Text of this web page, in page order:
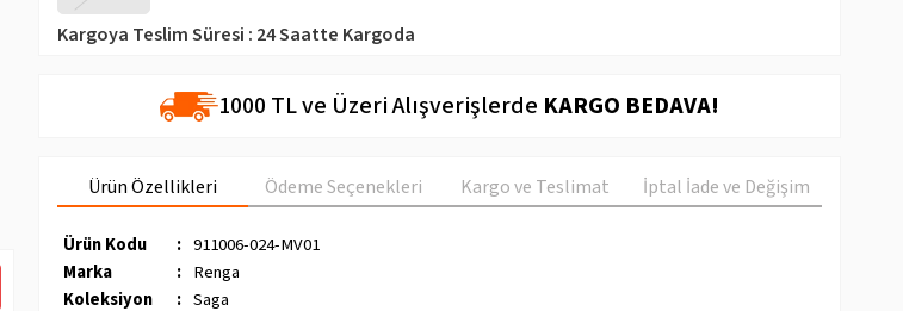
Kargoya Teslim Süresi : 24 Saatte Kargoda
1000 TL ve Üzeri Alışverişlerde KARGO BEDAVA!
Ürün Özellikleri Ödeme Seçenekleri Kargo ve Teslimat İptal İade ve Değişim
Ürün Kodu : 911006-024-MV01
Marka
: Renga
Koleksiyon
: Saga